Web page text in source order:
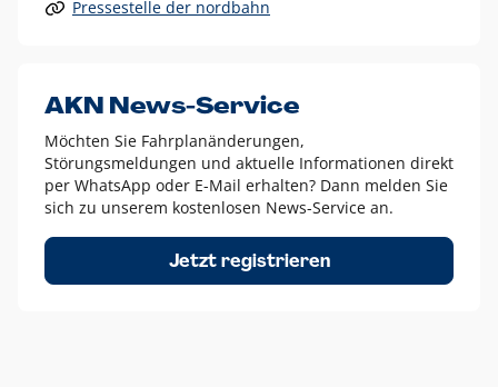
Alle anderen Logo-Varianten dürfen nur in Ausnahmefällen
Diese Ausnahmen sind zum Beispiel:
dem AKN Blau,
weißes Logo auf Fotohintergründen,
schwarzes Logo für reine Schwarz-Weiß-Umsetzungen
Um das Logo herum muss ein Schutzraum von jeweils einer
Höhe bzw. Breite des N aus AKN in alle Richtungen
Pressestelle der nordbahn
AKN News-Service
Möchten Sie Fahrplanänderungen,
Störungsmeldungen und aktuelle Informationen direkt
per WhatsApp oder E-Mail erhalten? Dann melden Sie
sich zu unserem kostenlosen News-Service an.
Jetzt registrieren